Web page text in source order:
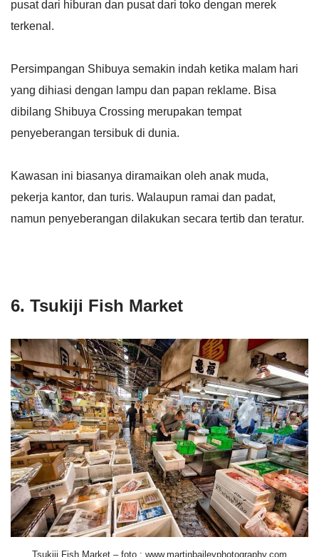
pusat dari hiburan dan pusat dari toko dengan merek
terkenal.
Persimpangan Shibuya semakin indah ketika malam hari
yang dihiasi dengan lampu dan papan reklame. Bisa
dibilang Shibuya Crossing merupakan tempat
penyeberangan tersibuk di dunia.
Kawasan ini biasanya diramaikan oleh anak muda,
pekerja kantor, dan turis. Walaupun ramai dan padat,
namun penyeberangan dilakukan secara tertib dan teratur.
6. Tsukiji Fish Market
Tsukiji Fish Market – foto : www.martinbaileyphotography.com